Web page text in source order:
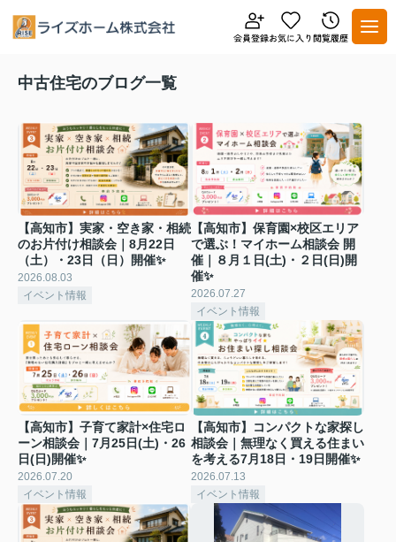
中古住宅のブログ一覧
【高知市】実家・空き家・相続
のお片付け相談会｜8月22日
（土）・23日（日）開催✨
2026.08.03
イベント情報
【高知市】保育園×校区エリア
で選ぶ！マイホーム相談会 開
催｜８月１日(土)・２日(日)開
催✨
2026.07.27
イベント情報
【高知市】子育て家計×住宅ロ
ーン相談会｜7月25日(土)・26
日(日)開催✨
2026.07.20
イベント情報
【高知市】コンパクトな家探し
相談会｜無理なく買える住まい
を考える7月18日・19日開催✨
2026.07.13
イベント情報